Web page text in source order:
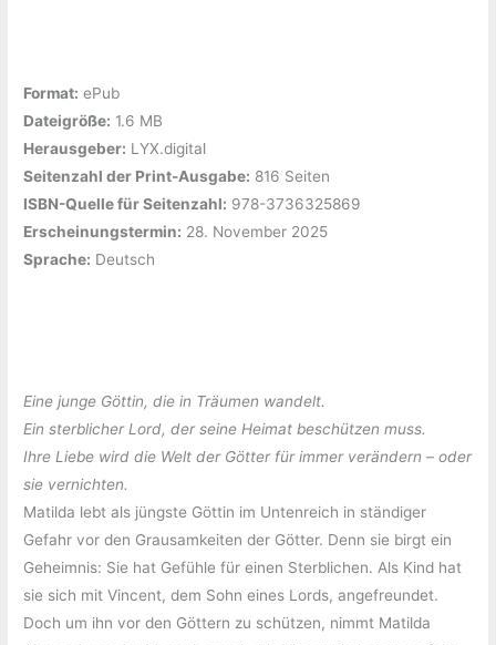
Format: ePub
Dateigröße: ‎1.6 MB
Herausgeber: ‎LYX.digital
Seitenzahl der Print-Ausgabe: ‎816 Seiten
ISBN-Quelle für Seitenzahl: ‎978-3736325869
Erscheinungstermin: ‎28. November 2025
Sprache: ‎Deutsch
Eine junge Göttin, die in Träumen wandelt.
Ein sterblicher Lord, der seine Heimat beschützen muss.
Ihre Liebe wird die Welt der Götter für immer verändern – oder
sie vernichten.
Matilda lebt als jüngste Göttin im Untenreich in ständiger
Gefahr vor den Grausamkeiten der Götter. Denn sie birgt ein
Geheimnis: Sie hat Gefühle für einen Sterblichen. Als Kind hat
sie sich mit Vincent, dem Sohn eines Lords, angefreundet.
Doch um ihn vor den Göttern zu schützen, nimmt Matilda